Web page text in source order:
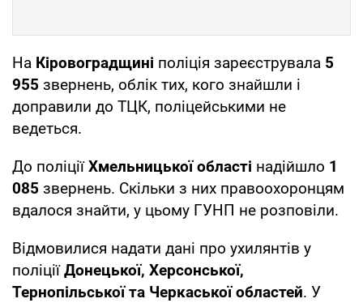
На Кіровоградщині поліція зареєструвала 5
955 звернень, облік тих, кого знайшли і
доправили до ТЦК, поліцейськими не
ведеться.
До поліціїХмельницької області надійшло 1
085 звернень. Скільки з них правоохоронцям
вдалося знайти, у цьому ГУНП не розповіли.
Відмовилися надати дані про ухилянтів у
поліціїДонецької, Херсонської,
Тернопільської та Черкаської областей. У